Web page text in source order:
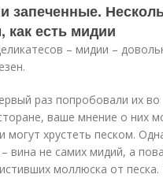
запеченные.
как есть мидии
– мидии –
раз попробовали их во
ваше мнение о них
могут хрустеть песком.
вина не самих мидий, а
моллюска от